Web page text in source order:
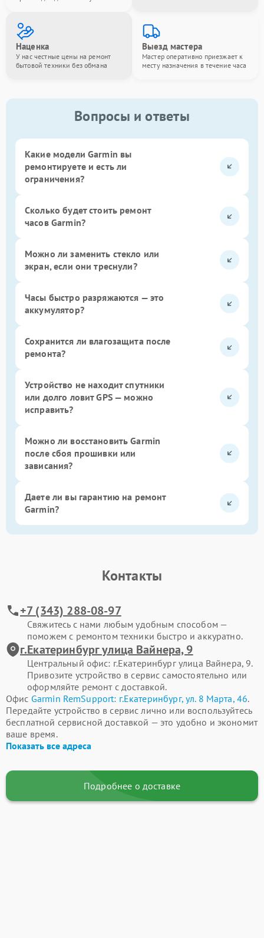
Наценка
У нас честные цены на ремонт
бытовой техники без обмана
Выезд мастера
Мастер оперативно приезжает к
месту назначения в течение часа
Вопросы и ответы
Какие модели Garmin вы
ремонтируете и есть ли
ограничения?
Сколько будет стоить ремонт
часов Garmin?
Можно ли заменить стекло или
экран, если они треснули?
Часы быстро разряжаются — это
аккумулятор?
Сохранится ли влагозащита после
ремонта?
Устройство не находит спутники
или долго ловит GPS — можно
исправить?
Можно ли восстановить Garmin
после сбоя прошивки или
зависания?
Даете ли вы гарантию на ремонт
Garmin?
Контакты
+7 (343) 288-08-97
Свяжитесь с нами любым удобным способом —
поможем с ремонтом техники быстро и аккуратно.
г.Екатеринбург улица Вайнера, 9
Центральный офис: г.Екатеринбург улица Вайнера, 9.
Привозите устройство в сервис самостоятельно или
оформляйте ремонт с доставкой.
Офис Garmin RemSupport: г.Екатеринбург, ул. 8 Марта, 46.
Передайте устройство в сервис лично или воспользуйтесь
бесплатной сервисной доставкой — это удобно и экономит
ваше время.
Показать все адреса
Подробнее о доставке